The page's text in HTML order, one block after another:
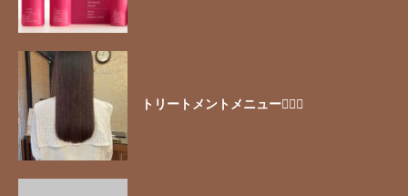
トリートメントメニュー🧖🏻‍♀️